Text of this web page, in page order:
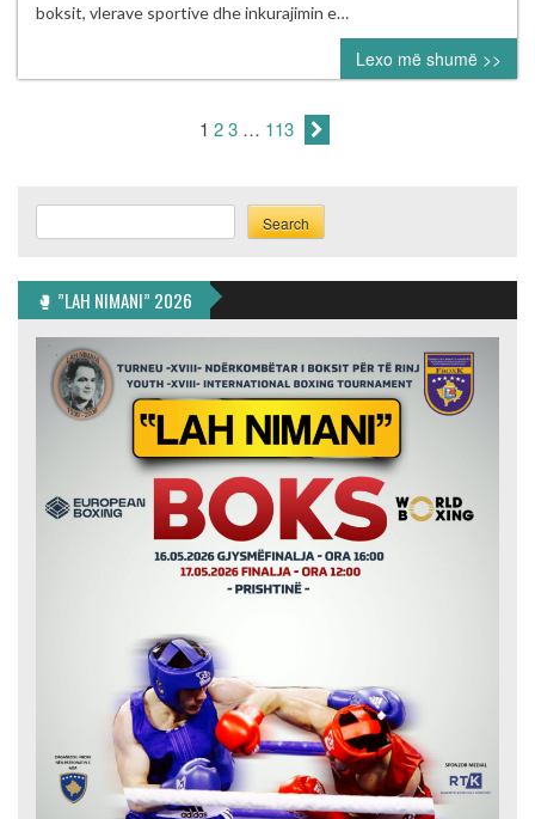
boksit
“Dita
e
boksit, vlerave sportive dhe inkurajimin e…
Lexo më shumë >>
1 23 … 113
Search
🥊 ”LAH NIMANI” 2026